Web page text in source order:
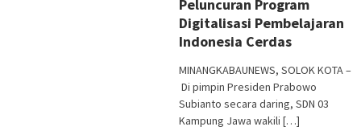
Peluncuran Program
Digitalisasi Pembelajaran
Indonesia Cerdas
MINANGKABAUNEWS, SOLOK KOTA –
Di pimpin Presiden Prabowo
Subianto secara daring, SDN 03
Kampung Jawa wakili […]